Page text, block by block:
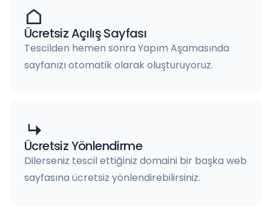
Ücretsiz Açılış Sayfası
Tescilden hemen sonra Yapım Aşamasında
sayfanızı otomatik olarak oluşturuyoruz.
Ücretsiz Yönlendirme
Dilerseniz tescil ettiğiniz domaini bir başka web
sayfasına ücretsiz yönlendirebilirsiniz.